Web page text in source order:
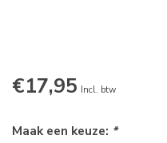
€17,95 Incl. btw
Maak een keuze: *